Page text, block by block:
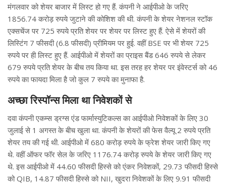
मंगलवार को शेयर बाजार में लिस्ट हो गए हैं. कंपनी ने आईपीओ के जरिए
1856.74 करोड़ रुपये जुटाने की कोशिश की थी. कंपनी के शेयर नेशनल स्टॉक
एक्सचेंज पर 725 रुपये प्रति शेयर पर शेयर पर लिस्ट हुए हैं. ऐसे में शेयरों की
लिस्टिंग 7 फीसदी (6.8 फीसदी) प्रीमियम पर हुई. वहीं BSE पर भी शेयर 725
रुपये पर ही लिस्ट हुए हैं. आईपीओ में शेयरों का प्राइस बैंड 646 रुपये से लेकर
679 रुपये प्रति शेयर के बीच तय किया था. इस तरह हर शेयर पर इंवेस्टर्स को 46
रुपये का फायदा मिला है जो कुल 7 रुपये का मुनाफा है.
अच्छा रिस्पॉन्स मिला था निवेशकों से
दवा कंपनी एकम्स ड्रग्स एंड फार्मास्युटिकल्स का आईपीओ निवेशकों के लिए 30
जुलाई से 1 अगस्त के बीच खुला था. कंपनी के शेयरों की फेस वैल्यू 2 रुपये प्रति
शेयर तय की गई थी. आईपीओ में 680 करोड़ रुपये के फ्रेश शेयर जारी किए गए
थे. वहीं ऑफर फॉर सेल के जरिए 1176.74 करोड़ रुपये के शेयर जारी किए गए
थे. इस आईपीओ में 44.60 फीसदी हिस्से को एंकर निवेशकों, 29.73 फीसदी हिस्से
को QIB, 14.87 फीसदी हिस्से को NII, खुदरा निवेशकों के लिए 9.91 फीसदी